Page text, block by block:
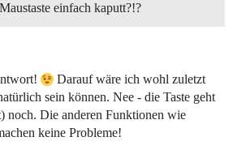
einfach kaputt?!?
Darauf wäre ich wohl zuletzt
sein können. Nee - die Taste geht
noch. Die anderen Funktionen wie
keine Probleme!